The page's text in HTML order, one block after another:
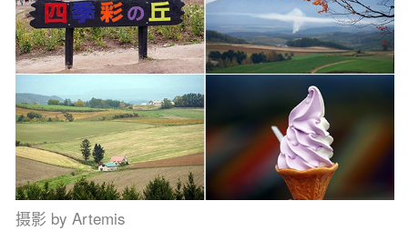
摄影 by Artemis